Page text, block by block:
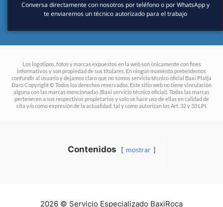
Conversa directamente con nosotros por teléfono o por WhatsApp y
te enviaremos un técnico autorizado para el trabajo
Los logotipos, fotos y marcas expuestos en la web son únicamente con fines
informativos y son propiedad de sus titulares. En ningún momento pretendemos
confundir al usuario y dejamos claro que no somos servicio técnico oficial Baxi Platja
Daro Copyright © Todos los derechos reservados. Este sitio web no tiene vinculación
alguna con las marcas mencionadas (Baxi servicio técnico oficial). Todas las marcas
pertenecen a sus respectivos propietarios y solo se hace uso de ellas en calidad de
cita y/o como expresión de la actualidad, tal y como autorizan los Art. 32 y 33 LPI.
Contenidos mostrar
2026 © Servicio Especializado BaxiRoca